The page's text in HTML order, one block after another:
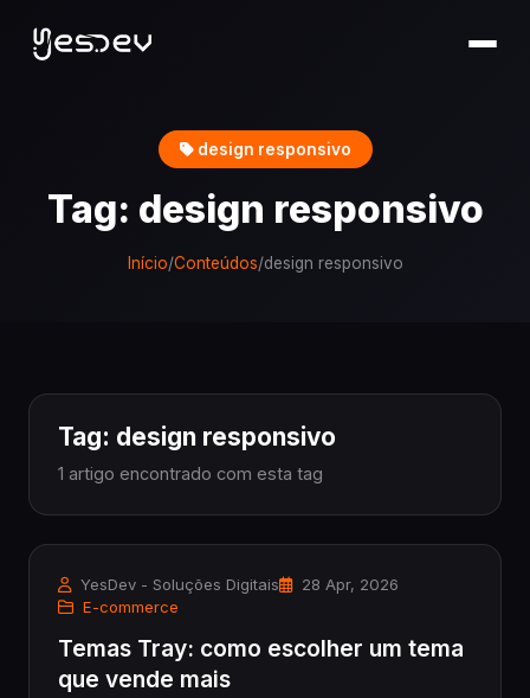
design responsivo
Tag: design responsivo
Início/Conteúdos/design responsivo
Tag: design responsivo
1 artigo encontrado com esta tag
YesDev - Soluções Digitais
28 Apr, 2026
E-commerce
Temas Tray: como escolher um tema
que vende mais